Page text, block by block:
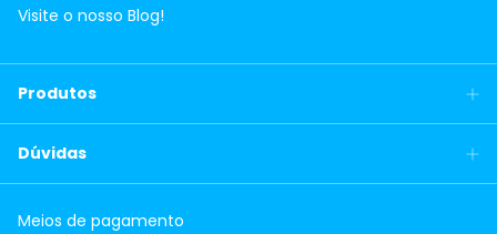
Visite o nosso Blog!
Produtos
Dúvidas
Meios de pagamento